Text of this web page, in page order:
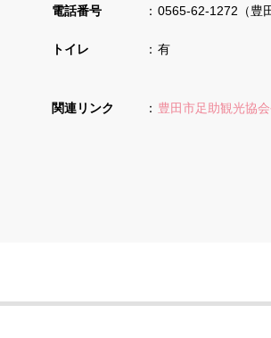
電話番号 0565-62-1272（豊
トイレ 有
関連リンク 豊田市足助観光協